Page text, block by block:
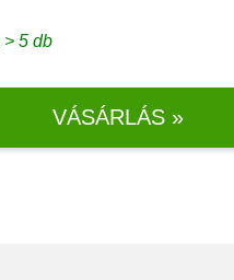
5 db
VÁSÁRLÁS »